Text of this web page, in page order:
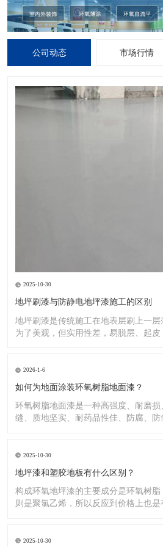
公司动态 市场行情
2025-10-30
地坪刷漆与防静电地坪漆施工的区别
地坪刷漆是传统施工在地表层刷上一
为了美观，但实用性差，易脱层、起
2026-1-6
如何为地面涂装环氧树脂地面漆？
环氧树脂地面漆是一种高强度、耐磨
缝、质地坚实、耐药品性佳、防腐、
2025-10-30
地坪漆和塑胶地板有什么区别？
构成环氧地坪漆的主要成分是环氧树
则是聚氯乙烯，所以反应到价格上也
2025-10-30